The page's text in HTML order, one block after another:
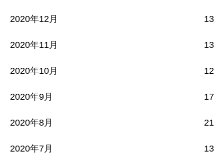
2020年12月 13
2020年11月 13
2020年10月 12
2020年9月 17
2020年8月 21
2020年7月 13